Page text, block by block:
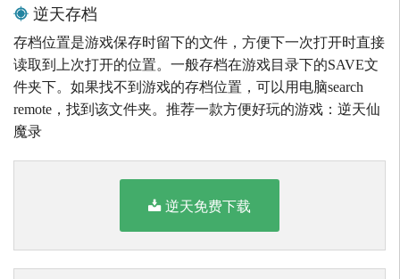
逆天存档
存档位置是游戏保存时留下的文件，方便下一次打开时直接
读取到上次打开的位置。一般存档在游戏目录下的SAVE文
件夹下。如果找不到游戏的存档位置，可以用电脑search
remote，找到该文件夹。推荐一款方便好玩的游戏：逆天仙
魔录
逆天免费下载